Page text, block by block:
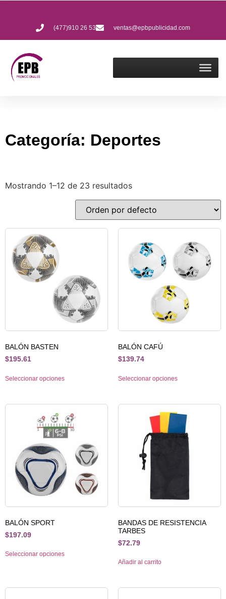
(477)910 26 53 ventas@epbpublicidad.com
Categoría: Deportes
Mostrando 1–12 de 23 resultados
BALÓN BASTEN
$195.61
Seleccionar opciones
BALÓN CAFÚ
$139.74
Seleccionar opciones
BALÓN SPORT
$197.09
Seleccionar opciones
BANDAS DE RESISTENCIA
TARBES
$72.79
Añadir al carrito